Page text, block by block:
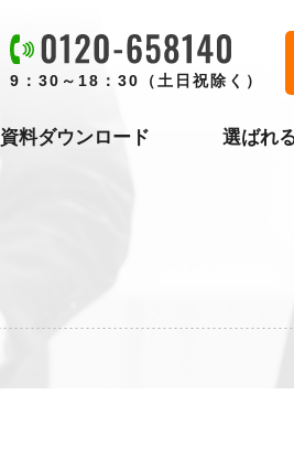
9：30～18：30（土日祝除く）
資料ダウンロード 選ばれ